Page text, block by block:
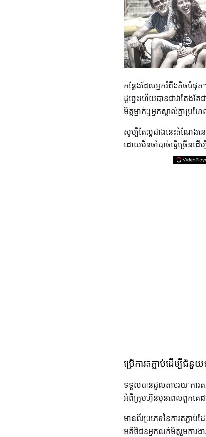
កន្លែងដែលអ្នករំពឹងតិចបំផុត
ដូច្នេះហើយបានជាវាតែងតែ
មិត្ដម្នាក់ឬអ្នកស្គាល់គ្នាប្រ
សូម្បីតែល្អជាងនេះតំណែងន
ដោយមិនចាំបាច់ធ្វើច្រើនដើ
ប្រើការតភ្ជាប់ដើម្បីជំ
ទទួលបានជួលតាមរយៈការត
អំពីក្រុមហ៊ុនមុនពេលពួកគេដ
មានពីរប្រភេទនៃការតភ្ជាប់
អតិថិជនអ្នកលក់មិត្តរួមការង